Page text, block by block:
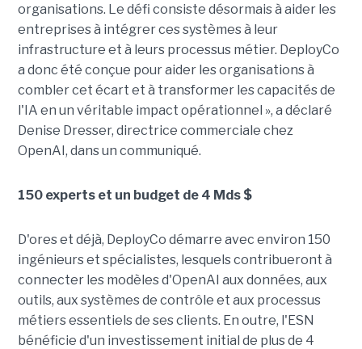
organisations. Le défi consiste désormais à aider les
entreprises à intégrer ces systèmes à leur
infrastructure et à leurs processus métier. DeployCo
a donc été conçue pour aider les organisations à
combler cet écart et à transformer les capacités de
l'IA en un véritable impact opérationnel », a déclaré
Denise Dresser, directrice commerciale chez
OpenAI, dans un communiqué.
150 experts et un budget de 4 Mds $
D'ores et déjà, DeployCo démarre avec environ 150
ingénieurs et spécialistes, lesquels contribueront à
connecter les modèles d'OpenAI aux données, aux
outils, aux systèmes de contrôle et aux processus
métiers essentiels de ses clients. En outre, l'ESN
bénéficie d'un investissement initial de plus de 4